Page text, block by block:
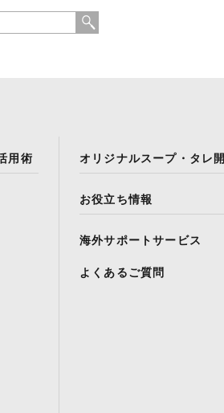
用術 オリジナルスープ・タレ
お役立ち情報
海外サポートサービス
よくあるご質問